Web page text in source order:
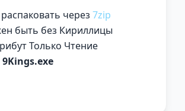
через 7zip
быть без Кириллицы
Только Чтение
9Kings.exe